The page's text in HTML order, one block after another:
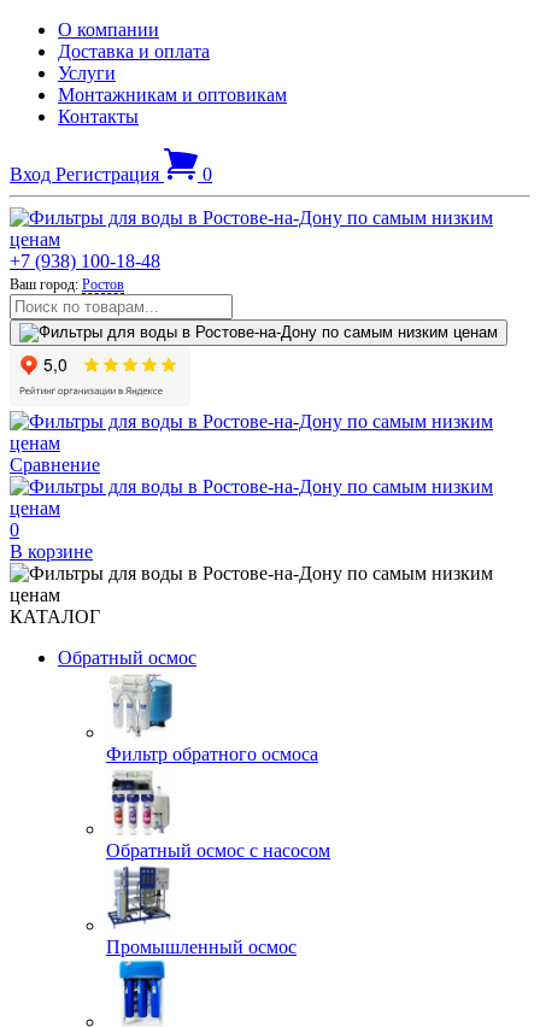
О компании
Доставка и оплата
Услуги
Монтажникам и оптовикам
Контакты
Вход Регистрация 0
+7 (938) 100-18-48
Ваш город: Ростов
Сравнение
0
В корзине
КАТАЛОГ
Обратный осмос
Фильтр обратного осмоса
Обратный осмос с насосом
Промышленный осмос